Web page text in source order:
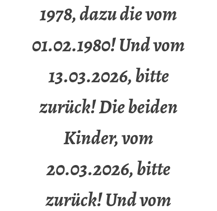
1978, dazu die vom
01.02.1980! Und vom
13.03.2026, bitte
zurück! Die beiden
Kinder, vom
20.03.2026, bitte
zurück! Und vom